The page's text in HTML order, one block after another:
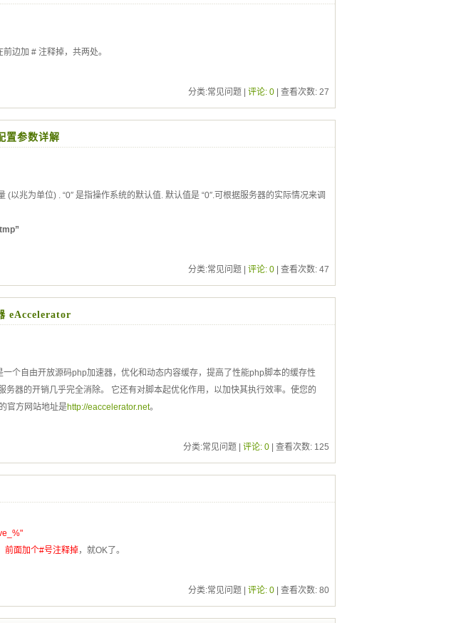
边加 # 注释掉，共两处。
分类:常见问题 | 评论: 0 | 查看次数: 27
置参数详解
以兆为单位) . “0″ 是指操作系统的默认值. 默认值是 “0″.可根据服务器的实际情况来调
分类:常见问题 | 评论: 0 | 查看次数: 47
eAccelerator
自由开放源码php加速器，优化和动态内容缓存，提高了性能php脚本的缓存性
务器的开销几乎完全消除。 它还有对脚本起优化作用，以加快其执行效率。使您的
官方网站地址是http://eaccelerator.net。
分类:常见问题 | 评论: 0 | 查看次数: 125
前面加个#号注释掉，就OK了。
分类:常见问题 | 评论: 0 | 查看次数: 80